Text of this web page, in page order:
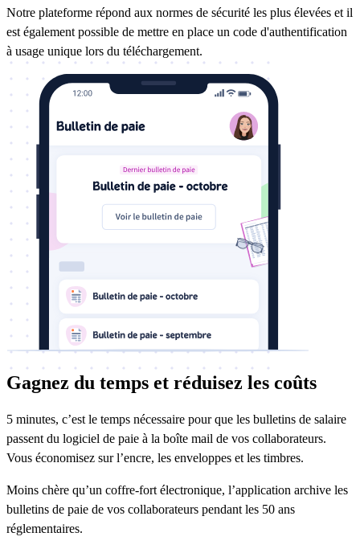
Notre plateforme répond aux normes de sécurité les plus élevées et il
est également possible de mettre en place un code d'authentification
à usage unique lors du téléchargement.
Gagnez du temps et réduisez les coûts
5 minutes, c’est le temps nécessaire pour que les bulletins de salaire
passent du logiciel de paie à la boîte mail de vos collaborateurs.
Vous économisez sur l’encre, les enveloppes et les timbres.
Moins chère qu’un coffre-fort électronique, l’application archive les
bulletins de paie de vos collaborateurs pendant les 50 ans
réglementaires.